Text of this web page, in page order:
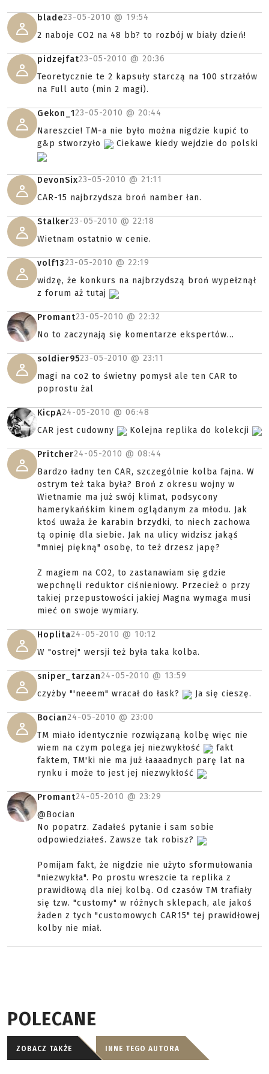
blade23-05-2010 @ 19:54
2 naboje CO2 na 48 bb? to rozbój w biały dzień!
pidzejfat23-05-2010 @ 20:36
Teoretycznie te 2 kapsuły starczą na 100 strzałów
na Full auto (min 2 magi).
Gekon_123-05-2010 @ 20:44
Nareszcie! TM-a nie było można nigdzie kupić to
g&p stworzyło
Ciekawe kiedy wejdzie do polski
DevonSix23-05-2010 @ 21:11
CAR-15 najbrzydsza broń namber łan.
Stalker23-05-2010 @ 22:18
Wietnam ostatnio w cenie.
volf1323-05-2010 @ 22:19
widzę, że konkurs na najbrzydszą broń wypełznął
z forum aż tutaj
Promant23-05-2010 @ 22:32
No to zaczynają się komentarze ekspertów...
soldier9523-05-2010 @ 23:11
magi na co2 to świetny pomysł ale ten CAR to
poprostu żal
KicpA24-05-2010 @ 06:48
CAR jest cudowny
Kolejna replika do kolekcji
Pritcher24-05-2010 @ 08:44
Bardzo ładny ten CAR, szczególnie kolba fajna. W
ostrym też taka była? Broń z okresu wojny w
Wietnamie ma już swój klimat, podsycony
hamerykańśkim kinem oglądanym za młodu. Jak
ktoś uważa że karabin brzydki, to niech zachowa
tą opinię dla siebie. Jak na ulicy widzisz jakąś
"mniej piękną" osobę, to też drzesz japę?
Z magiem na CO2, to zastanawiam się gdzie
wepchnęli reduktor ciśnieniowy. Przecież o przy
takiej przepustowości jakiej Magna wymaga musi
mieć on swoje wymiary.
Hoplita24-05-2010 @ 10:12
W "ostrej" wersji też była taka kolba.
sniper_tarzan24-05-2010 @ 13:59
czyżby "'neeem" wracał do łask?
Ja się cieszę.
Bocian24-05-2010 @ 23:00
TM miało identycznie rozwiązaną kolbę więc nie
wiem na czym polega jej niezwykłość
fakt
faktem, TM'ki nie ma już łaaaadnych parę lat na
rynku i może to jest jej niezwykłość
Promant24-05-2010 @ 23:29
@Bocian
No popatrz. Zadałeś pytanie i sam sobie
odpowiedziałeś. Zawsze tak robisz?
Pomijam fakt, że nigdzie nie użyto sformułowania
"niezwykła". Po prostu wreszcie ta replika z
prawidłową dla niej kolbą. Od czasów TM trafiały
się tzw. "customy" w różnych sklepach, ale jakoś
żaden z tych "customowych CAR15" tej prawidłowej
kolby nie miał.
POLECANE
ZOBACZ TAKŻE INNE TEGO AUTORA